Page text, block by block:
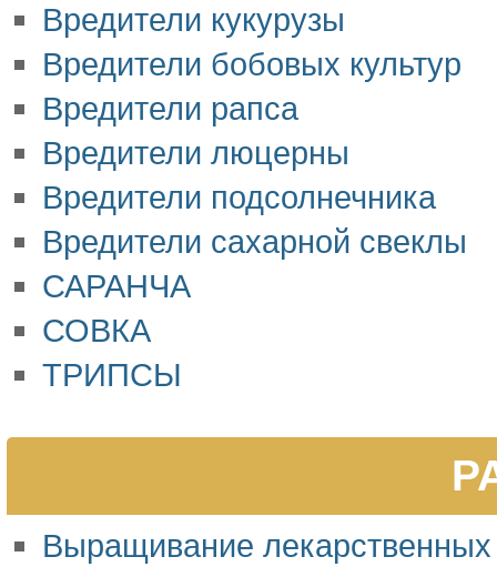
Вредители кукурузы
Вредители бобовых культур
Вредители рапса
Вредители люцерны
Вредители подсолнечника
Вредители сахарной свеклы
САРАНЧА
СОВКА
ТРИПСЫ
Выращивание лекарственных